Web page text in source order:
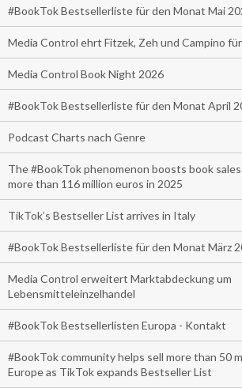
#BookTok Bestsellerliste für den Monat Mai
Media Control ehrt Fitzek, Zeh und Campino
Media Control Book Night 2026
#BookTok Bestsellerliste für den Monat April
Podcast Charts nach Genre
The #BookTok phenomenon boosts book
more than 116 million euros in 2025
TikTok’s Bestseller List arrives in Italy
#BookTok Bestsellerliste für den Monat März
Media Control erweitert Marktabdeckung um
Lebensmitteleinzelhandel
#BookTok Bestsellerlisten Europa - Kontakt
#BookTok community helps sell more than 50
Europe as TikTok expands Bestseller List